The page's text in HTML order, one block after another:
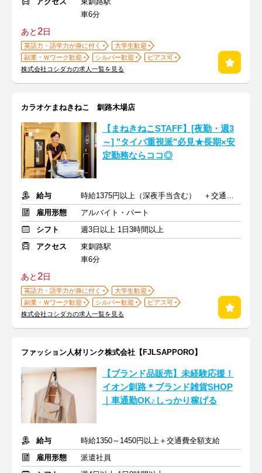
車6分
あと2日
英語力・語学力が身に付く
大学生歓迎
副業・Ｗワーク歓迎
シルバー歓迎
ピアス可
株式会社コシダカの求人一覧を見る
カラオケまねきねこ 釧路木場店
【まねきねこSTAFF】[夜勤・週3
～] "タイパ重視派"必見★長期×安
定勤務ならココ◎
給与
時給1375円以上（深夜手当含む） ＋交通費支給
雇用形態
アルバイト・パート
シフト
週3日以上 1日3時間以上
アクセス
東釧路駅
車6分
あと2日
英語力・語学力が身に付く
大学生歓迎
副業・Ｗワーク歓迎
シルバー歓迎
ピアス可
株式会社コシダカの求人一覧を見る
ファッション人材リンク株式会社【FJLSAPPORO】
【ブランド品販売】未経験応援！
イオン釧路＊ブランド雑貨SHOP
｜車通勤OK♪しっかり稼げる
給与
時給1350～1450円以上＋交通費全額支給
雇用形態
派遣社員